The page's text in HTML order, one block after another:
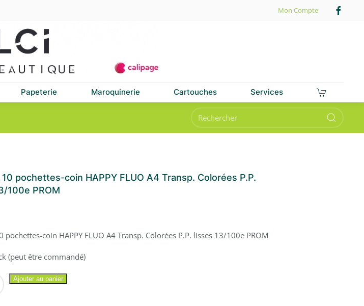
Mon Compte
Papeterie Maroquinerie Cartouches Services
10 pochettes-coin HAPPY FLUO A4 Transp. Colorées P.P.
100e PROM
pochettes-coin HAPPY FLUO A4 Transp. Colorées P.P. lisses 13/100e PROM
(peut être commandé)
Ajouter au panier